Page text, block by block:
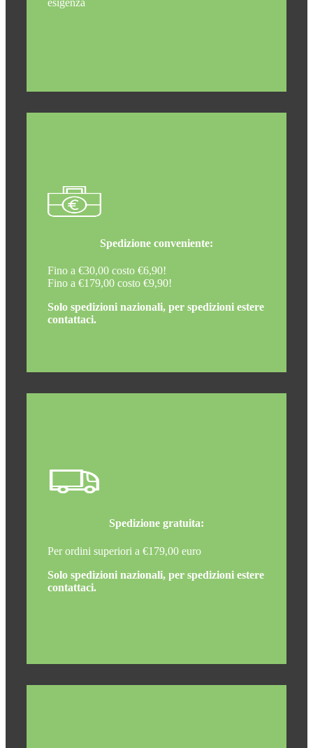
esigenza
Spedizione conveniente:
Fino a €30,00 costo €6,90!
Fino a €179,00 costo €9,90!
Solo spedizioni nazionali, per spedizioni estere
contattaci.
Spedizione gratuita:
Per ordini superiori a €179,00 euro
Solo spedizioni nazionali, per spedizioni estere
contattaci.